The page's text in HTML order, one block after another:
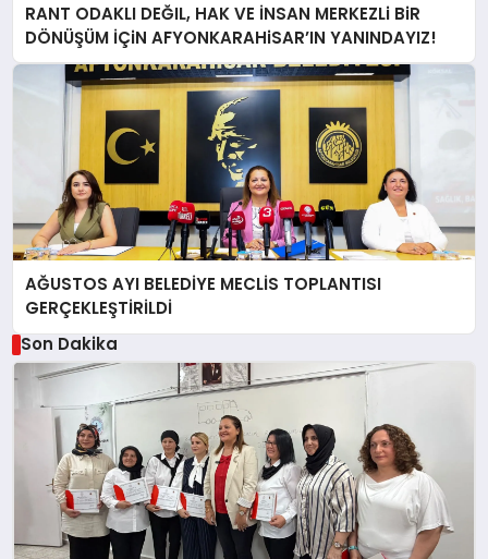
RANT ODAKLI DEĞIL, HAK VE İNSAN MERKEZLi BiR
DÖNÜŞÜM İÇiN AFYONKARAHiSAR’IN YANINDAYIZ!
AĞUSTOS AYI BELEDİYE MECLİS TOPLANTISI
GERÇEKLEŞTİRİLDİ
Son Dakika